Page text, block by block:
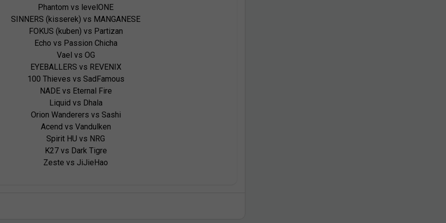
Phantom vs levelONE
SINNERS (kisserek) vs MANGANESE
FOKUS (kuben) vs Partizan
Echo vs Passion Chicha
Vael vs OG
EYEBALLERS vs REVENIX
100 Thieves vs SadFamous
NADE vs Eternal Fire
Liquid vs Dhala
Orion Wanderers vs Sashi
Acend vs Vandulken
Spirit HU vs NRG
K27 vs Dark Tigre
Zeste vs JiJieHao